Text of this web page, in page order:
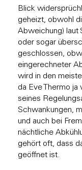
Blick
geheizt, obwohl
Abweichung)
oder sogar
geschlossen,
eingerechneter
wird in den
da Eve Thermo
seines
Schwankungen,
und auch bei
nächtliche
gehört oft, dass
geöffnet ist.